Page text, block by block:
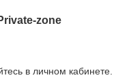
zone
в личном кабинете.